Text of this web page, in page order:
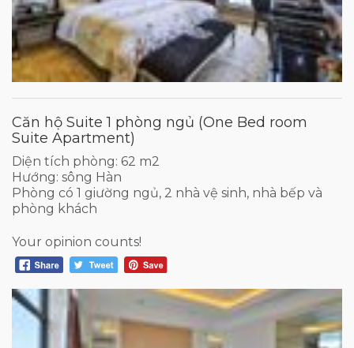
Căn hộ Suite 1 phòng ngủ (One Bed room
Suite Apartment)
Diện tích phòng: 62 m2
Hướng: sông Hàn
Phòng có 1 giường ngủ, 2 nhà vệ sinh, nhà bếp và
phòng khách
Your opinion counts!